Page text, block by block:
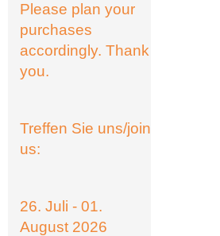
Please plan your
purchases
accordingly. Thank
you.
Treffen Sie uns/join
us:
26. Juli - 01.
August 2026